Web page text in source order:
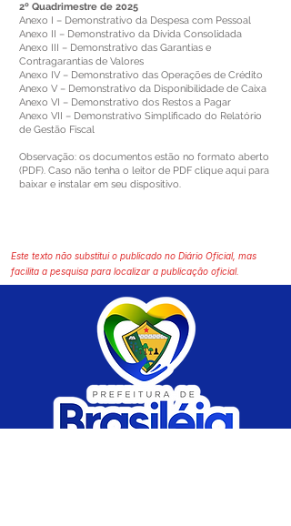
2º Quadrimestre de 2025
Anexo I – Demonstrativo da Despesa com Pessoal
Anexo II – Demonstrativo da Dívida Consolidada
Anexo III – Demonstrativo das Garantias e
Contragarantias de Valores
Anexo IV – Demonstrativo das Operações de Crédito
Anexo V – Demonstrativo da Disponibilidade de Caixa
Anexo VI – Demonstrativo dos Restos a Pagar
Anexo VII – Demonstrativo Simplificado do Relatório
de Gestão Fiscal
Observação: os documentos estão no formato aberto
(PDF). Caso não tenha o leitor de PDF clique aqui para
baixar e instalar em seu dispositivo.
Este texto não substitui o publicado no Diário Oficial, mas
facilita a pesquisa para localizar a publicação oficial.